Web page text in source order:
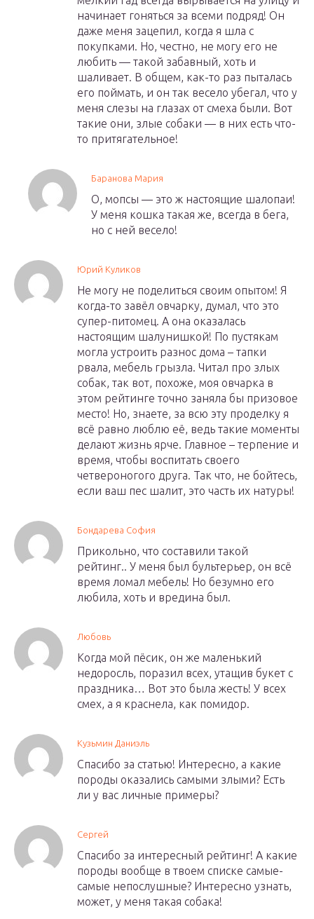
начинает гоняться за всеми подряд! Он
даже меня зацепил, когда я шла с
покупками. Но, честно, не могу его не
любить — такой забавный, хоть и
шаливает. В общем, как-то раз пыталась
его поймать, и он так весело убегал, что у
меня слезы на глазах от смеха были. Вот
такие они, злые собаки — в них есть что-
то притягательное!
Баранова Мария
О, мопсы — это ж настоящие шалопаи!
У меня кошка такая же, всегда в бега,
но с ней весело!
Юрий Куликов
Не могу не поделиться своим опытом! Я
когда-то завёл овчарку, думал, что это
супер-питомец. А она оказалась
настоящим шалунишкой! По пустякам
могла устроить разнос дома – тапки
рвала, мебель грызла. Читал про злых
собак, так вот, похоже, моя овчарка в
этом рейтинге точно заняла бы призовое
место! Но, знаете, за всю эту проделку я
всё равно люблю её, ведь такие моменты
делают жизнь ярче. Главное – терпение и
время, чтобы воспитать своего
четвероногого друга. Так что, не бойтесь,
если ваш пес шалит, это часть их натуры!
Бондарева София
Прикольно, что составили такой
рейтинг.. У меня был бультерьер, он всё
время ломал мебель! Но безумно его
любила, хоть и вредина был.
Любовь
Когда мой пёсик, он же маленький
недоросль, поразил всех, утащив букет с
праздника… Вот это была жесть! У всех
смех, а я краснела, как помидор.
Кузьмин Даниэль
Спасибо за статью! Интересно, а какие
породы оказались самыми злыми? Есть
ли у вас личные примеры?
Сергей
Спасибо за интересный рейтинг! А какие
породы вообще в твоем списке самые-
самые непослушные? Интересно узнать,
может, у меня такая собака!